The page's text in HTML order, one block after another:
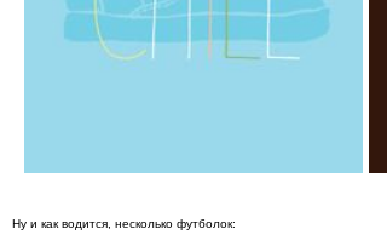
Ну и как водится, несколько футболок: